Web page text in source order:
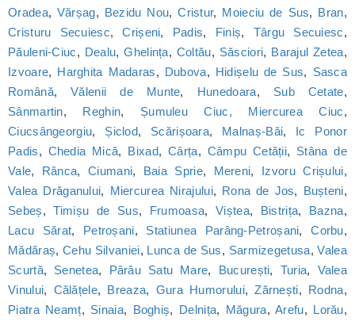
Oradea, Vărșag, Bezidu Nou,Cristur, Moieciu de Sus, Bran,
Cristuru Secuiesc,Crișeni, Padis, Finiș, Târgu Secuiesc,
Păuleni-Ciuc, Dealu,Ghelința, Coltău, Săsciori, Barajul Zetea,
Izvoare, Harghita Madaras, Dubova, Hidișelu de Sus, Sasca
Română,Vălenii de Munte, Hunedoara, Sub Cetate,
Sânmartin, Reghin, Șumuleu Ciuc, Miercurea Ciuc,
Ciucsângeorgiu, Șiclod, Scărișoara, Malnaș-Băi, Ic Ponor
Padis, Chedia Mică, Bixad,Cârța, Câmpu Cetății, Stâna de
Vale, Rânca,Ciumani, Baia Sprie, Mereni, Izvoru Crișului,
Valea Drăganului, Miercurea Nirajului, Rona de Jos, Bușteni,
Sebeș,Timișu de Sus, Frumoasa,Viștea, Bistrița, Bazna,
Lacu Sărat, Petroșani, Statiunea Parâng-Petroșani,Corbu,
Mădăraș,Cehu Silvaniei, Lunca de Sus, Sarmizegetusa,Valea
Scurtă, Senetea, Pârâu Satu Mare, București, Turia, Valea
Vinului, Călățele, Breaza, Gura Humorului,Zărnești, Rodna,
Piatra Neamț, Sinaia, Boghiș, Delnița, Măgura,Arefu, Lorău,